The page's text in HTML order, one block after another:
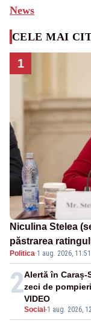
News
CELE MAI
1
Niculina Stelea
păstrarea
Guvernul Bolojan”
Politica·1 aug. 2026, 11:51
2
Social -1 aug. 2026,
Alertă în
zeci de
VIDEO